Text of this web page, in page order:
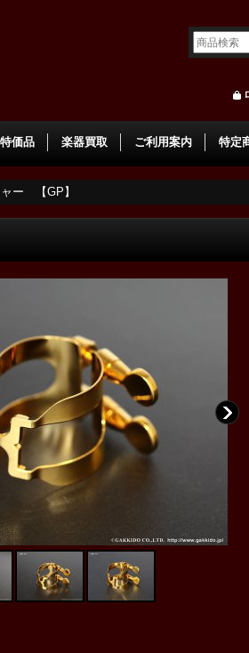
価品 楽器買取 ご利用案内 特定
ー 【GP】